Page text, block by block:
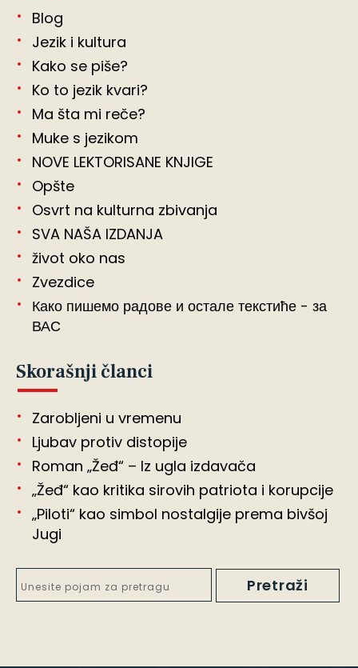
Blog
Jezik i kultura
Kako se piše?
Ko to jezik kvari?
Ma šta mi reče?
Muke s jezikom
NOVE LEKTORISANE KNJIGE
Opšte
Osvrt na kulturna zbivanja
SVA NAŠA IZDANJA
život oko nas
Zvezdice
Како пишемо радове и остале текстиће - за
ВАС
Skorašnji članci
Zarobljeni u vremenu
Ljubav protiv distopije
Roman „Žeđ“ – Iz ugla izdavača
„Žeđ“ kao kritika sirovih patriota i korupcije
„Piloti“ kao simbol nostalgije prema bivšoj
Jugi